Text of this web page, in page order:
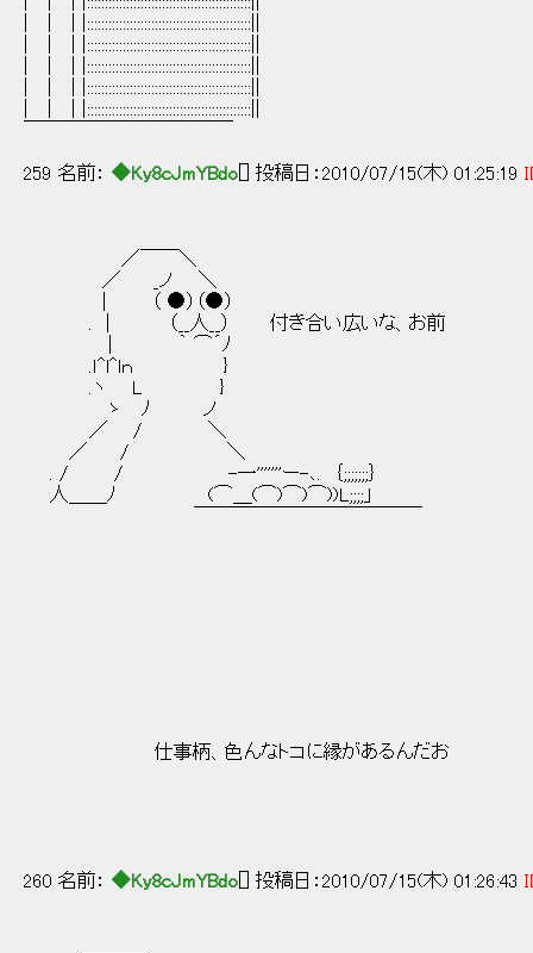
| | | |::::::::::::::::::::::::::::::::::::::::::::::||
| | | |::::::::::::::::::::::::::::::::::::::::::::::||
| | | |::::::::::::::::::::::::::::::::::::::::::::::||
| | | |::::::::::::::::::::::::::::::::::::::::::::::||
| | | |::::::::::::::::::::::::::::::::::::::::::::::||
259 名前： ◆Ky8cJmYBdo [] 投稿日：2010/07/15(木) 01:25:19
／￣￣＼
／ _ノ ＼
| （ ●）（●）
. | （__人__） 付き合い広いな、お前
| ｀ ⌒´ﾉ
.ｌ^l^lｎ }
.ヽ L }
ゝ ﾉ ノ
／ / ＼
／ / ＼
. / / -一'''''''ー-､. ｛;;;;;;;｝
人＿＿ﾉ (⌒＿(⌒)⌒)⌒))L;;;;」
仕事柄、色んなトコに縁があるんだ
260 名前： ◆Ky8cJmYBdo [] 投稿日：2010/07/15(木) 01:26:43